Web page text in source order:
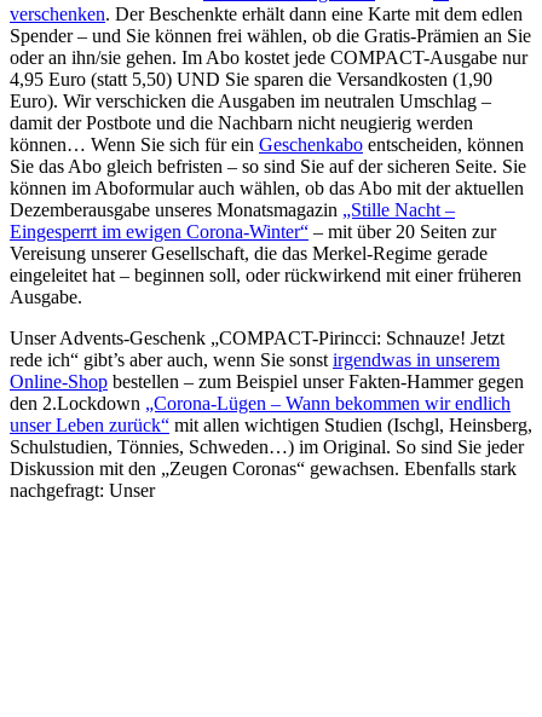
verschenken. Der Beschenkte erhält dann eine Karte mit dem edlen
Spender – und Sie können frei wählen, ob die Gratis-Prämien an Sie
oder an ihn/sie gehen. Im Abo kostet jede COMPACT-Ausgabe nur
4,95 Euro (statt 5,50) UND Sie sparen die Versandkosten (1,90
Euro). Wir verschicken die Ausgaben im neutralen Umschlag –
damit der Postbote und die Nachbarn nicht neugierig werden
können… Wenn Sie sich für ein Geschenkabo entscheiden, können
Sie das Abo gleich befristen – so sind Sie auf der sicheren Seite. Sie
können im Aboformular auch wählen, ob das Abo mit der aktuellen
Dezemberausgabe unseres Monatsmagazin „Stille Nacht –
Eingesperrt im ewigen Corona-Winter“ – mit über 20 Seiten zur
Vereisung unserer Gesellschaft, die das Merkel-Regime gerade
eingeleitet hat – beginnen soll, oder rückwirkend mit einer früheren
Ausgabe.
Unser Advents-Geschenk „COMPACT-Pirincci: Schnauze! Jetzt
rede ich“ gibt’s aber auch, wenn Sie sonst irgendwas in unserem
Online-Shop bestellen – zum Beispiel unser Fakten-Hammer gegen
den 2.Lockdown „Corona-Lügen – Wann bekommen wir endlich
unser Leben zurück“ mit allen wichtigen Studien (Ischgl, Heinsberg,
Schulstudien, Tönnies, Schweden…) im Original. So sind Sie jeder
Diskussion mit den „Zeugen Coronas“ gewachsen. Ebenfalls stark
nachgefragt: Unser